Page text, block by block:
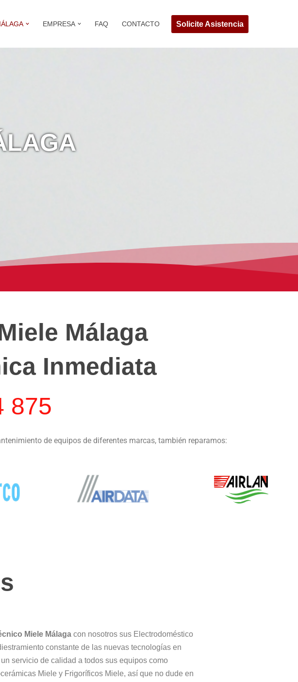
EMPRESA FAQ CONTACTO Solicite Asistencia
Málaga
Inmediata
875
de equipos de diferentes marcas, también reparamos:
Miele Málaga con nosotros sus Electrodoméstico
constante de las nuevas tecnologías en
servicio de calidad a todos sus equipos como
Miele y Frigoríficos Miele, así que no dude en